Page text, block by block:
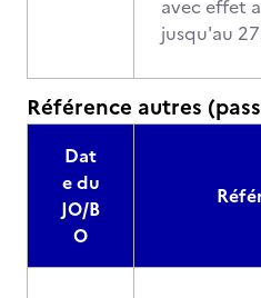
avec effet
jusqu'au
Référence autres
Dat
e du
JO/B
O